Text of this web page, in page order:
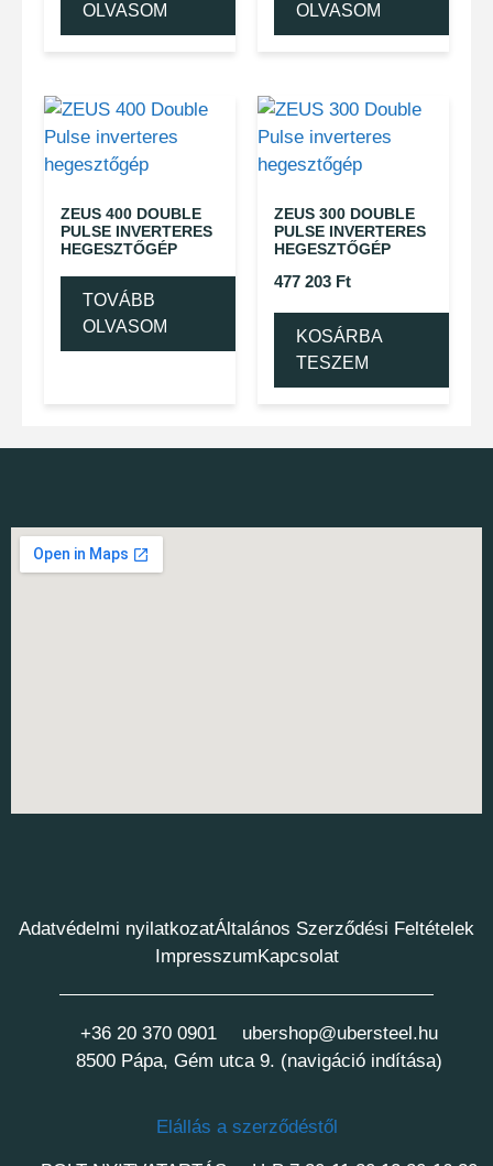
OLVASOM
OLVASOM
ZEUS 400 DOUBLE
PULSE INVERTERES
HEGESZTŐGÉP
TOVÁBB
OLVASOM
ZEUS 300 DOUBLE
PULSE INVERTERES
HEGESZTŐGÉP
477 203 Ft
KOSÁRBA
TESZEM
Adatvédelmi nyilatkozatÁltalános Szerződési Feltételek
Impresszum Kapcsolat
+36 20 370 0901
ubershop@ubersteel.hu
8500 Pápa, Gém utca 9. (navigáció indítása)
Elállás a szerződéstől